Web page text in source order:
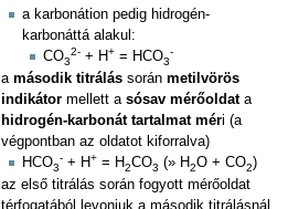
a karbonátion pedig hidrogén-
karbonáttá alakul:
CO3
2-+ H+= HCO3
-
a második titrálássorán metilvörös
indikátormellett a sósav mérőoldata
hidrogén-karbonát tartalmat méri (a
végpontban az oldatot kiforralva)
HCO3
-+ H+= H2CO3 (» H2O + CO2)
az első titrálás során fogyott mérőoldat
térfogatából levonjuk a második titrálásnál